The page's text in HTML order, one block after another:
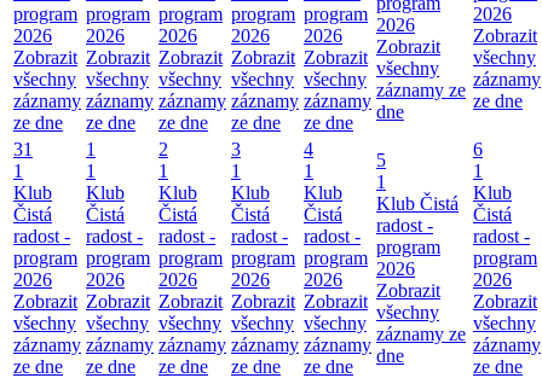
program
2026
Zobrazit
všechny
záznamy
ze dne
program
2026
Zobrazit
všechny
záznamy
ze dne
program
2026
Zobrazit
všechny
záznamy
ze dne
program
2026
Zobrazit
všechny
záznamy
ze dne
program
2026
Zobrazit
všechny
záznamy
ze dne
2026
Zobrazit
všechny
záznamy ze
dne
2026
Zobrazit
všechny
záznamy
ze dne
31
1
Klub
Čistá
radost -
program
2026
Zobrazit
všechny
záznamy
ze dne
1
1
Klub
Čistá
radost -
program
2026
Zobrazit
všechny
záznamy
ze dne
2
1
Klub
Čistá
radost -
program
2026
Zobrazit
všechny
záznamy
ze dne
3
1
Klub
Čistá
radost -
program
2026
Zobrazit
všechny
záznamy
ze dne
4
1
Klub
Čistá
radost -
program
2026
Zobrazit
všechny
záznamy
ze dne
5
1
Klub Čistá
radost -
program
2026
Zobrazit
všechny
záznamy ze
dne
6
1
Klub
Čistá
radost -
program
2026
Zobrazit
všechny
záznamy
ze dne